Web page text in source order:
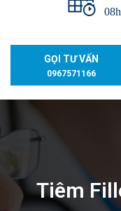
GỌI TƯ VẤN
0967571166
Tiêm